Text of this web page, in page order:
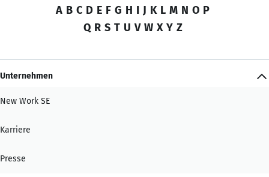
A B C D E F G H I J K L M N O P
Q R S T U V W X Y Z
Unternehmen
New Work SE
Karriere
Presse